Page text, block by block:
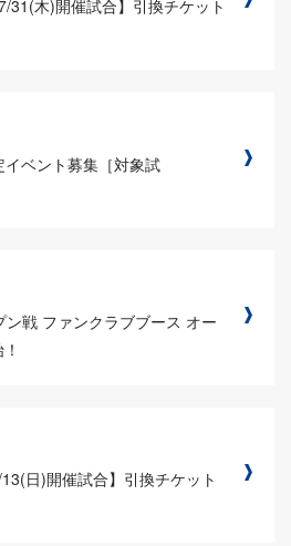
31(木)開催試合】引換チケット
ベント募集［対象試
戦 ファンクラブブース オー
13(日)開催試合】引換チケット